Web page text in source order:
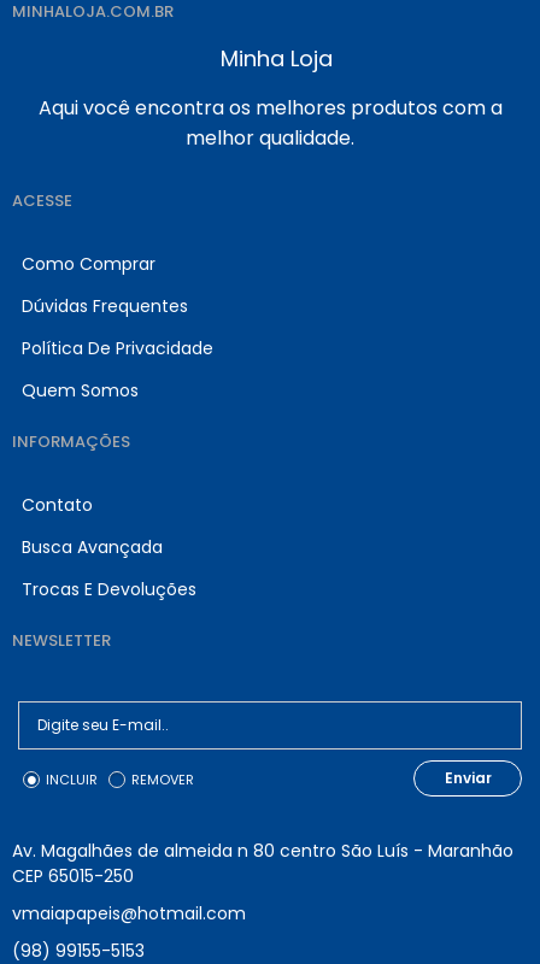
MINHALOJA.COM.BR
Minha Loja
Aqui você encontra os melhores produtos com a
melhor qualidade.
ACESSE
Como Comprar
Dúvidas Frequentes
Política De Privacidade
Quem Somos
INFORMAÇÕES
Contato
Busca Avançada
Trocas E Devoluções
NEWSLETTER
INCLUIR REMOVER Enviar
Av. Magalhães de almeida n 80 centro São Luís - Maranhão
CEP 65015-250
vmaiapapeis@hotmail.com
(98) 99155-5153